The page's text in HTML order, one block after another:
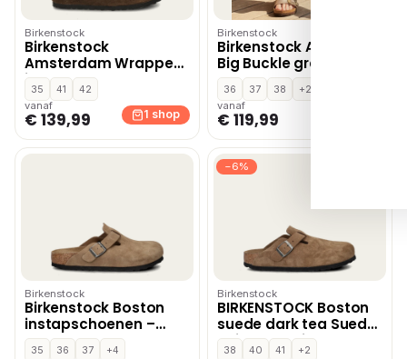
Birkenstock
Birkenstock
Amsterdam Wrapped
instapschoenen –
Bruin
35 41
42
vanaf
€ 139,99 1 shop
Birkenstock
Birkenstock Arizona
Big Buckle graceful
taupe
36 37 38
+2
vanaf
€ 119,99
Birkenstock
Birkenstock Boston
instapschoenen –
Cognac
35 36 37
+4
−6%
Birkenstock
BIRKENSTOCK Boston
suede dark tea Suede
Unisex – Bruin
38 40 41
+2